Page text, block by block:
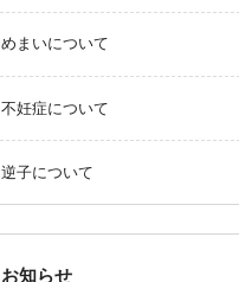
めまいについて
不妊症について
逆子について
お知らせ